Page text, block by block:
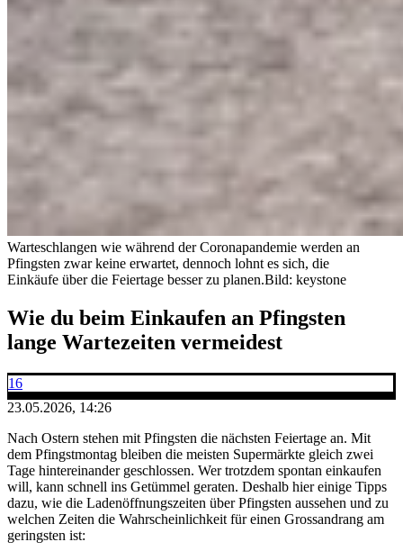
Warteschlangen wie während der Coronapandemie werden an
Pfingsten zwar keine erwartet, dennoch lohnt es sich, die
Einkäufe über die Feiertage besser zu planen.Bild: keystone
Wie du beim Einkaufen an Pfingsten
lange Wartezeiten vermeidest
16
23.05.2026, 14:26
Nach Ostern stehen mit Pfingsten die nächsten Feiertage an. Mit
dem Pfingstmontag bleiben die meisten Supermärkte gleich zwei
Tage hintereinander geschlossen. Wer trotzdem spontan einkaufen
will, kann schnell ins Getümmel geraten. Deshalb hier einige Tipps
dazu, wie die Ladenöffnungszeiten über Pfingsten aussehen und zu
welchen Zeiten die Wahrscheinlichkeit für einen Grossandrang am
geringsten ist: